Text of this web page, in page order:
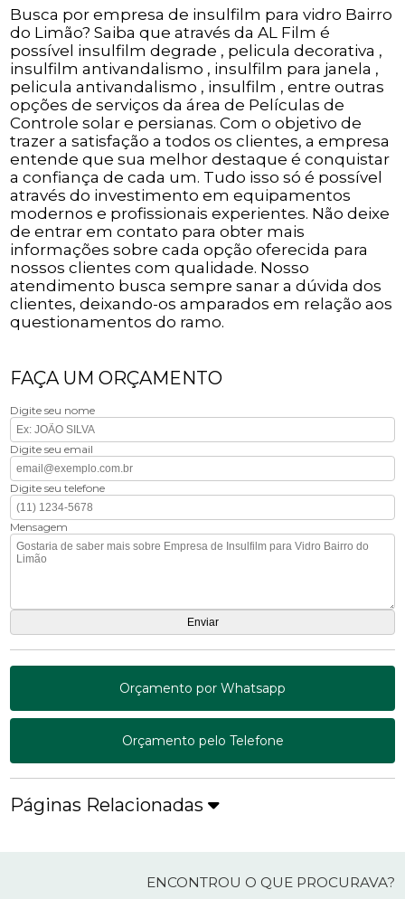
Busca por empresa de insulfilm para vidro Bairro
do Limão? Saiba que através da AL Film é
possível insulfilm degrade , pelicula decorativa ,
insulfilm antivandalismo , insulfilm para janela ,
pelicula antivandalismo , insulfilm , entre outras
opções de serviços da área de Películas de
Controle solar e persianas. Com o objetivo de
trazer a satisfação a todos os clientes, a empresa
entende que sua melhor destaque é conquistar
a confiança de cada um. Tudo isso só é possível
através do investimento em equipamentos
modernos e profissionais experientes. Não deixe
de entrar em contato para obter mais
informações sobre cada opção oferecida para
nossos clientes com qualidade. Nosso
atendimento busca sempre sanar a dúvida dos
clientes, deixando-os amparados em relação aos
questionamentos do ramo.
FAÇA UM ORÇAMENTO
Digite seu nome
Digite seu email
Digite seu telefone
Mensagem
Orçamento por Whatsapp
Orçamento pelo Telefone
Páginas Relacionadas
ENCONTROU O QUE PROCURAVA?